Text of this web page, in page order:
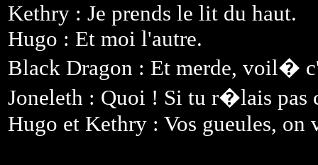
Kethry : Je prends le lit du haut.
Hugo : Et moi l'autre.
Black Dragon : Et merde, voil�
Joneleth : Quoi ! Si tu r�lais pas
Hugo et Kethry : Vos gueules,